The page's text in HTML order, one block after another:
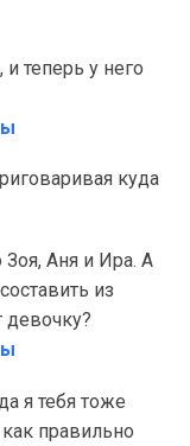
теперь у него
куда
Зоя, Аня и Ира. А
из
я тебя тоже
правильно